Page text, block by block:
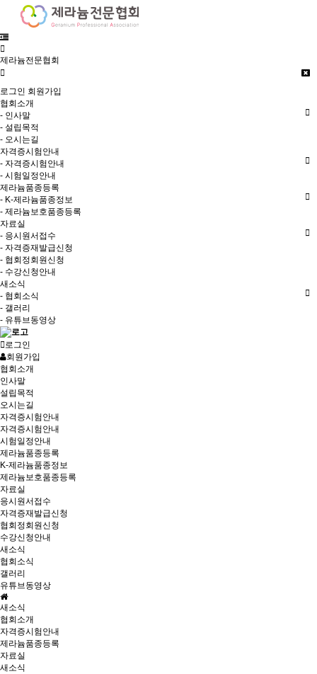
제라늄전문협회
로그인 회원가입
협회소개
- 인사말
- 설립목적
- 오시는길
자격증시험안내
- 자격증시험안내
- 시험일정안내
제라늄품종등록
- K-제라늄품종정보
- 제라늄보호품종등록
자료실
- 응시원서접수
- 자격증재발급신청
- 협회정회원신청
- 수강신청안내
새소식
- 협회소식
- 갤러리
- 유튜브동영상
로그인
회원가입
협회소개
인사말
설립목적
오시는길
자격증시험안내
자격증시험안내
시험일정안내
제라늄품종등록
K-제라늄품종정보
제라늄보호품종등록
자료실
응시원서접수
자격증재발급신청
협회정회원신청
수강신청안내
새소식
협회소식
갤러리
유튜브동영상
새소식
협회소개
자격증시험안내
제라늄품종등록
자료실
새소식